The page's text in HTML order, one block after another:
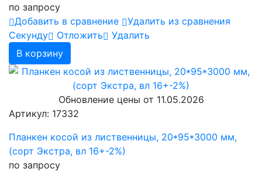
по запросу
Добавить в сравнение
Удалить из сравнения
Cекунду
Отложить
Удалить
В корзину
Обновление цены от 11.05.2026
Артикул: 17332
Планкен косой из лиственницы, 20*95*3000 мм,
(сорт Экстра, вл 16+-2%)
по запросу